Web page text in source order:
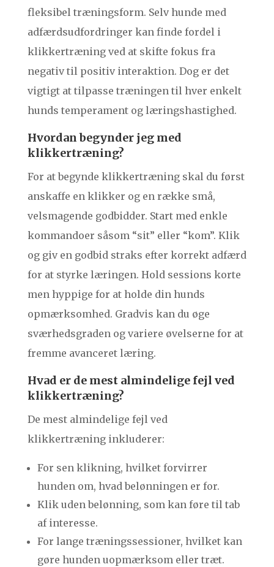
fleksibel træningsform. Selv hunde med
adfærdsudfordringer kan finde fordel i
klikkertræning ved at skifte fokus fra
negativ til positiv interaktion. Dog er det
vigtigt at tilpasse træningen til hver enkelt
hunds temperament og læringshastighed.
Hvordan begynder jeg med
klikkertræning?
For at begynde klikkertræning skal du først
anskaffe en klikker og en række små,
velsmagende godbidder. Start med enkle
kommandoer såsom “sit” eller “kom”. Klik
og giv en godbid straks efter korrekt adfærd
for at styrke læringen. Hold sessions korte
men hyppige for at holde din hunds
opmærksomhed. Gradvis kan du øge
sværhedsgraden og variere øvelserne for at
fremme avanceret læring.
Hvad er de mest almindelige fejl ved
klikkertræning?
De mest almindelige fejl ved
klikkertræning inkluderer:
For sen klikning, hvilket forvirrer
hunden om, hvad belønningen er for.
Klik uden belønning, som kan føre til tab
af interesse.
For lange træningssessioner, hvilket kan
gøre hunden uopmærksom eller træt.